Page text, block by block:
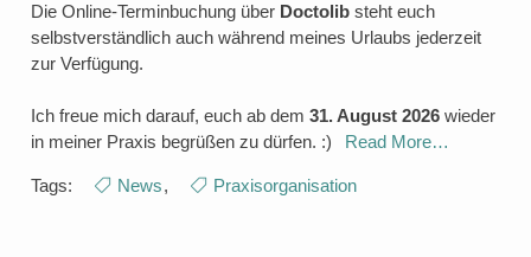
Die Online-Terminbuchung über Doctolib steht euch
selbstverständlich auch während meines Urlaubs jederzeit
zur Verfügung.
Ich freue mich darauf, euch ab dem 31. August 2026 wieder
in meiner Praxis begrüßen zu dürfen. :)
Read More…
Tags: News, Praxisorganisation